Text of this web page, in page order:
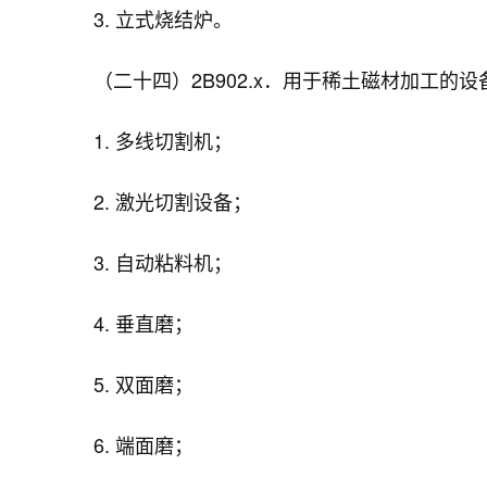
3. 立式烧结炉。
（二十四）2B902.x．用于稀土磁材加工的设
1. 多线切割机；
2. 激光切割设备；
3. 自动粘料机；
4. 垂直磨；
5. 双面磨；
6. 端面磨；